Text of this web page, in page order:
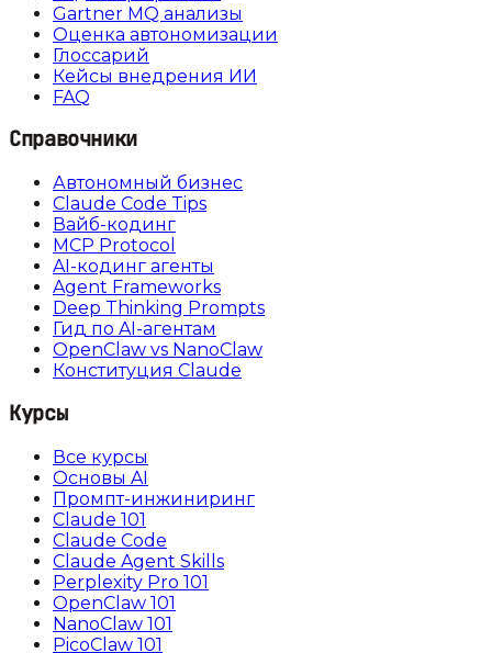
Gartner MQ анализы
Оценка автономизации
Глоссарий
Кейсы внедрения ИИ
FAQ
Справочники
Автономный бизнес
Claude Code Tips
Вайб-кодинг
MCP Protocol
AI-кодинг агенты
Agent Frameworks
Deep Thinking Prompts
Гид по AI-агентам
OpenClaw vs NanoClaw
Конституция Claude
Курсы
Все курсы
Основы AI
Промпт-инжиниринг
Claude 101
Claude Code
Claude Agent Skills
Perplexity Pro 101
OpenClaw 101
NanoClaw 101
PicoClaw 101